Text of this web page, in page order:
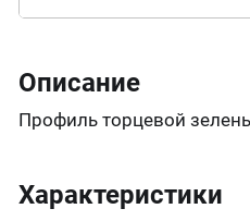
Описание
Профиль торцевой
Характеристики